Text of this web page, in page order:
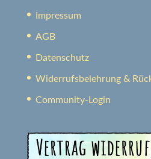
Impressum
AGB
Datenschutz
Widerrufsbelehrung &
Community-Login